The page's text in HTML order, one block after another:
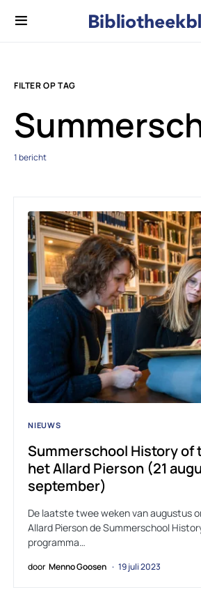
FILTER OP TAG
1 bericht
NIEUWS
Summerschool History of
het Allard Pierson (21
september)
De laatste twee weken van augustus
Allard Pierson de Summerschool
programma…
door Menno Goosen 19 juli 2023